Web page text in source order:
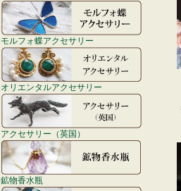
モルフォ蝶アクセサリー
オリエンタルアクセサリー
アクセサリー（英国）
鉱物香水瓶